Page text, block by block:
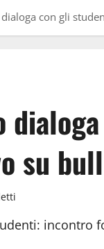
dialoga con gli
su
incontro